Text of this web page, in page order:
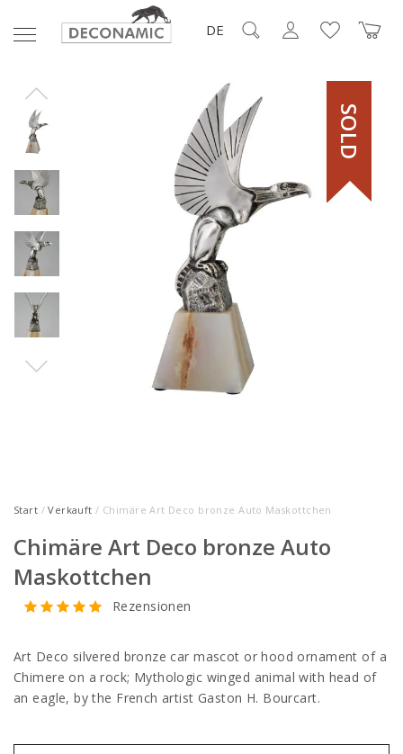
DE
SOLD
Start /Verkauft / Chimäre Art Deco bronze Auto Maskottchen
Chimäre Art Deco bronze Auto
Maskottchen
Rezensionen
Art Deco silvered bronze car mascot or hood ornament of a
Chimere on a rock; Mythologic winged animal with head of
an eagle, by the French artist Gaston H. Bourcart.